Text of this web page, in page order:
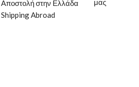
Aποστολή στην Ελλάδα
Shipping Abroad
μας